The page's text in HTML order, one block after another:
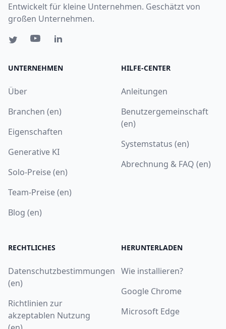
Entwickelt für kleine Unternehmen. Geschätzt von
großen Unternehmen.
UNTERNEHMEN
Über
Branchen (en)
Eigenschaften
Generative KI
Solo-Preise (en)
Team-Preise (en)
Blog (en)
HILFE-CENTER
Anleitungen
Benutzergemeinschaft
(en)
Systemstatus (en)
Abrechnung & FAQ (en)
RECHTLICHES
Datenschutzbestimmungen
(en)
Richtlinien zur
akzeptablen Nutzung
HERUNTERLADEN
Wie installieren?
Google Chrome
Microsoft Edge